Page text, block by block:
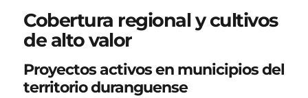
Cobertura regional y cultivos
de alto valor
Proyectos activos en municipios del
territorio duranguense